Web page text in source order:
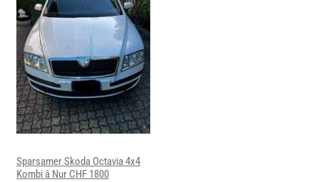
Sparsamer Skoda Octavia 4x4
Kombi â Nur CHF 1800